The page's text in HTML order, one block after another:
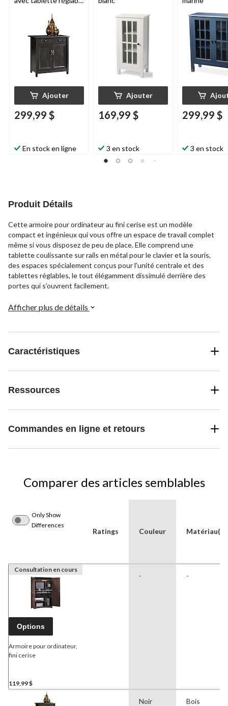
fini noir Estate
Ajouter
299,99 $
En stock en ligne
Ajouter
169,99 $
3 en stock
299,99 $
3 en stock
Produit Détails
Cette armoire pour ordinateur au fini cerise est un modèle
compact et ingénieux qui vous offre un espace de travail complet
même si vous disposez de peu de place. Elle comprend une
tablette coulissante sur rails en métal pour le clavier et la souris,
des espaces spécialement conçus pour l'unité centrale et des
tablettes réglables, le tout élégamment dissimulé derrière des
portes qui s’ouvrent facilement.
Afficher plus de détails
Caractéristiques
Ressources
Commandes en ligne et retours
Comparer des articles semblables
Only Show
Differences
Ratings Couleur Matériau(x)
Consultation en cours
Options
Armoire pour ordinateur,
fini cerise
119,99 $
- -
Noir
Bois